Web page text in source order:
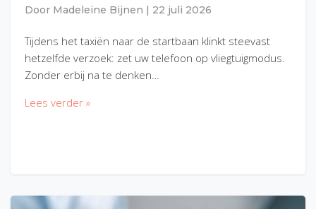
Door Madeleine Bijnen 22 juli 2026
Tijdens het taxiën naar de startbaan klinkt steevast
hetzelfde verzoek: zet uw telefoon op vliegtuigmodus.
Zonder erbij na te denken…
Lees verder »